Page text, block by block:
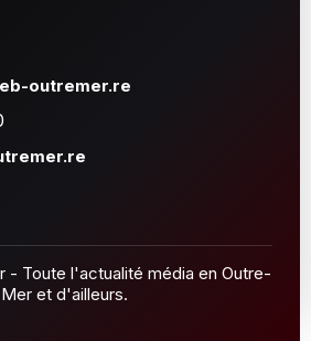
outremer.re
- Toute l'actualité média en Outre-
Mer et d'ailleurs.